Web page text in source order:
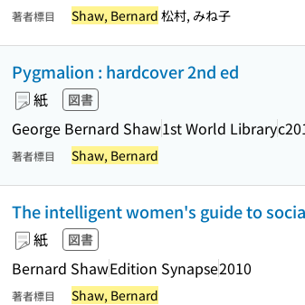
著者標目 Shaw, Bernard 松村, みね子
Pygmalion : hardcover 2nd ed
紙 図書
George Bernard Shaw1st World Library
著者標目 Shaw, Bernard
The intelligent women's guide to
紙 図書
Bernard ShawEdition Synapse2010
著者標目 Shaw, Bernard